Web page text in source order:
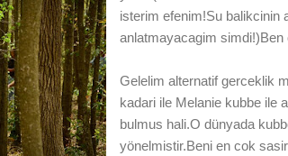
isterim efenim!Su balikcinin
anlatmayacagim
Gelelim alternatif gerceklik
kadari ile Melanie kubbe ile
bulmus hali.O dünyada
yönelmistir.Beni en cok